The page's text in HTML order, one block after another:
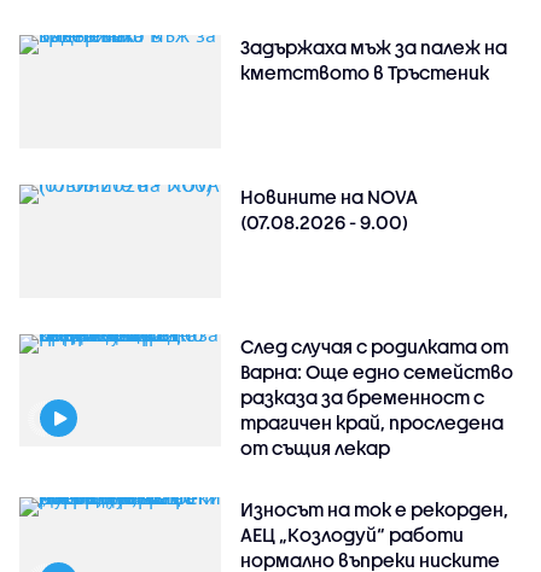
Задържаха мъж за палеж на
кметството в Тръстеник
Новините на NOVA
(07.08.2026 - 9.00)
След случая с родилката от
Варна: Още едно семейство
разказа за бременност с
трагичен край, проследена
от същия лекар
Износът на ток е рекорден,
АЕЦ „Козлодуй“ работи
нормално въпреки ниските